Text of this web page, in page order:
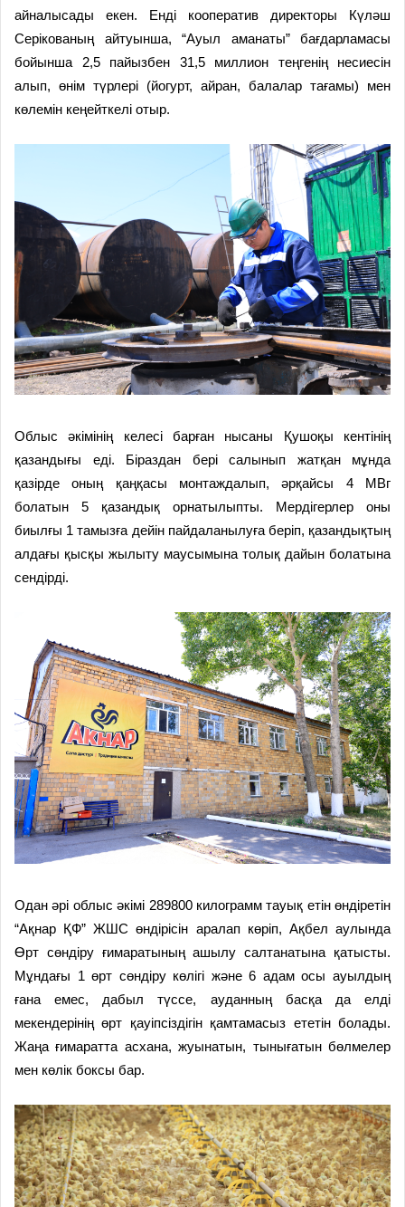
айналысады екен. Енді кооператив директоры Күләш
Серікованың айтуынша, “Ауыл аманаты” бағдарламасы
бойынша 2,5 пайызбен 31,5 миллион теңгенің несиесін
алып, өнім түрлері (йогурт, айран, балалар тағамы) мен
көлемін кеңейткелі отыр.
Облыс әкімінің келесі барған нысаны Қушоқы кентінің
қазандығы еді. Біраздан бері салынып жатқан мұнда
қазірде оның қаңқасы монтаждалып, әрқайсы 4 МВг
болатын 5 қазандық орнатылыпты. Мердігерлер оны
биылғы 1 тамызға дейін пайдаланылуға беріп, қазандықтың
алдағы қысқы жылыту маусымына толық дайын болатына
сендірді.
Одан әрі облыс әкімі 289800 килограмм тауық етін өндіретін
“Ақнар ҚФ” ЖШС өндірісін аралап көріп, Ақбел аулында
Өрт сөндіру ғимаратының ашылу салтанатына қатысты.
Мұндағы 1 өрт сөндіру көлігі және 6 адам осы ауылдың
ғана емес, дабыл түссе, ауданның басқа да елді
мекендерінің өрт қауіпсіздігін қамтамасыз ететін болады.
Жаңа ғимаратта асхана, жуынатын, тынығатын бөлмелер
мен көлік боксы бар.